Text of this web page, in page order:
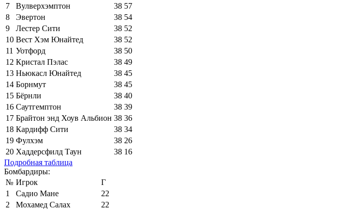
7
Вулверхэмптон 38 57
8
Эвертон 38 54
9
Лестер Сити 38 52
10 Вест Хэм Юнайтед 38 52
11 Уотфорд 38 50
12 Кристал Пэлас 38 49
13 Ньюкасл Юнайтед 38 45
14 Борнмут 38 45
15 Бёрнли 38 40
16 Саутгемптон 38 39
17 Брайтон энд Хоув Альбион 38 36
18 Кардифф Сити 38 34
19 Фулхэм 38 26
20 Хаддерсфилд Таун 38 16
Подробная таблица
Бомбардиры:
№ Игрок
Г
1
Садио Мане
22
2
Мохамед Салах
22